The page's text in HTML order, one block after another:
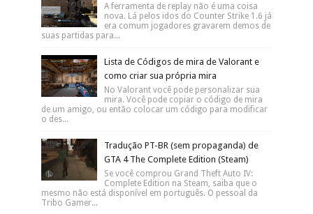
A ferramenta de replay não é uma coisa
nova. Lá pelos idos do Counter Strike 1.6 já
era comum jogadores gravarem demos de
suas partidas para...
Lista de Códigos de mira de Valorant e
como criar sua própria mira
No Valorant você pode personalizar sua
mira. Você pode copiar o código de mira
de um amigo, ou então colocar um código para modificar
o des...
Tradução PT-BR (sem propaganda) de
GTA 4 The Complete Edition (Steam)
Se você comprou Grand Theft Auto IV:
Complete Edition na Steam, saiba que o
mesmo não está disponível em português. O pessoal da
Tribo Gamer...